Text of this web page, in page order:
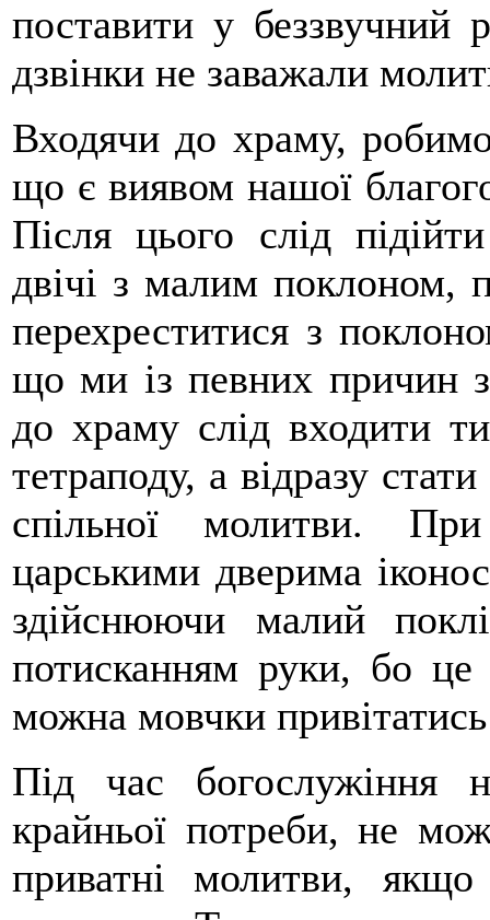
поставити у
дзвінки не заважали
Входячи до храму,
що є виявом нашої
Після цього слід
двічі з малим поклоном,
перехреститися з
що ми із певних причин
до храму слід входити
тетраподу, а відразу
спільної молитви.
царськими дверима
здійснюючи малий
потисканням руки, бо
можна мовчки
Під час богослужіння
крайньої потреби, не
приватні молитви,